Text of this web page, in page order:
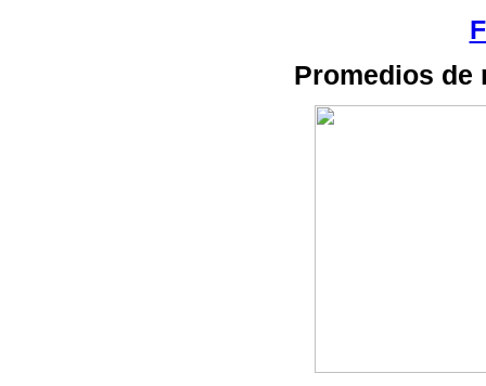
Promedios de